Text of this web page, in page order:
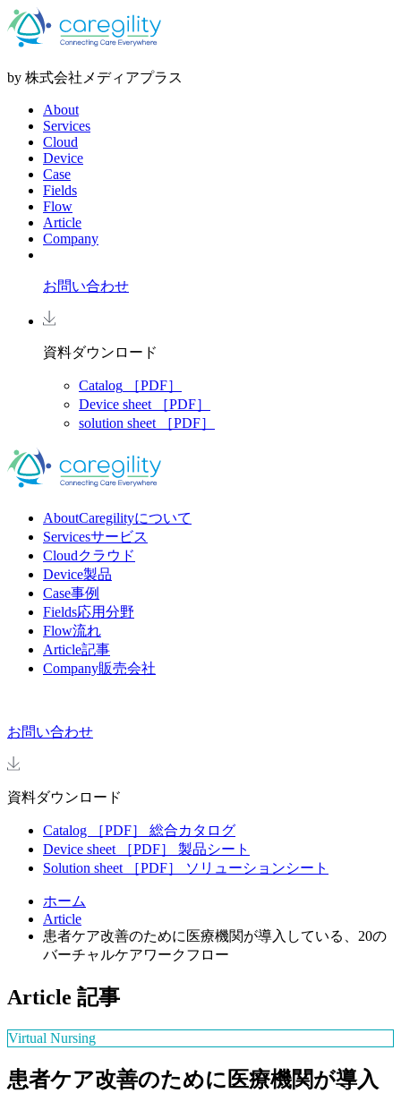
by 株式会社メディアプラス
About
Services
Cloud
Device
Case
Fields
Flow
Article
Company
お問い合わせ
資料ダウンロード
Catalog
［PDF］
Device sheet
［PDF］
solution sheet
［PDF］
AboutCaregilityについて
Servicesサービス
Cloudクラウド
Device製品
Case事例
Fields応用分野
Flow流れ
Article記事
Company販売会社
お問い合わせ
資料ダウンロード
Catalog ［PDF］
総合カタログ
Device sheet
［PDF］
製品シート
Solution sheet
［PDF］ ソリューションシート
ホーム
Article
患者ケア改善のために医療機関が導入している、20の
バーチャルケアワークフロー
Article 記事
Virtual Nursing
患者ケア改善のために医療機関が導入